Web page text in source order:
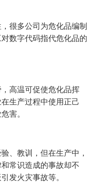
很多公司为危化品编制
数字代码指代危化品的
高温可促使危化品挥
生产过程中使用正己
害。
、教训，但在生产中，
常识造成的事故却不
发火灾事故等。